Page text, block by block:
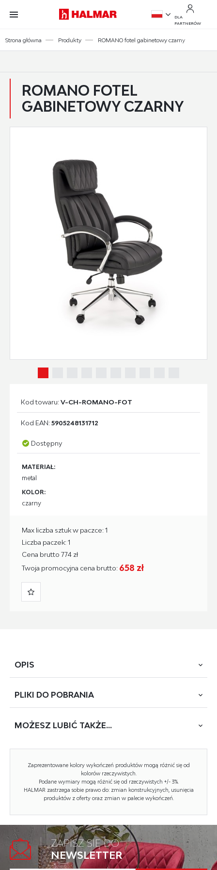
Przejdź do treści.
Przejdź do menu.
Przejdź do wyszukiwarki.
EN
DLA
PARTNERÓW
Strona główna Produkty ROMANO fotel gabinetowy czarny
ROMANO FOTEL
GABINETOWY CZARNY
Kod towaru:V-CH-ROMANO-FOT
Kod EAN:5905248131712
Dostępny
MATERIAŁ:
metal
KOLOR:
czarny
Cena brutto 774 zł
Twoja promocyjna cena brutto: 658 zł
Max liczba sztuk w paczce: 1
Liczba paczek: 1
OPIS
wymiary: 65/72/113-121/52-60 cm; mechanizm TILT, eco
Styl wykonania: nowoczesny
Kółka: kółka zwykłe
Podłokietniki: nieregulowane
Zagłówek: brak zagłówka
Maksymalne obciążenie: 120 kg
PLIKI DO POBRANIA
ROMANO (CYE233-6)
Zaprezentowane kolory wykończeń produktów mogą różnić się od
kolorów rzeczywistych.
Podane wymiary mogą różnić się od rzeczywistych +/- 3%.
HALMAR zastrzega sobie prawo do: zmian konstrukcyjnych, usunięcia
produktów z oferty oraz zmian w palecie wykończeń.
MOŻESZ LUBIĆ TAKŻE...
ZAPISZ SIĘ DO
NEWSLETTER